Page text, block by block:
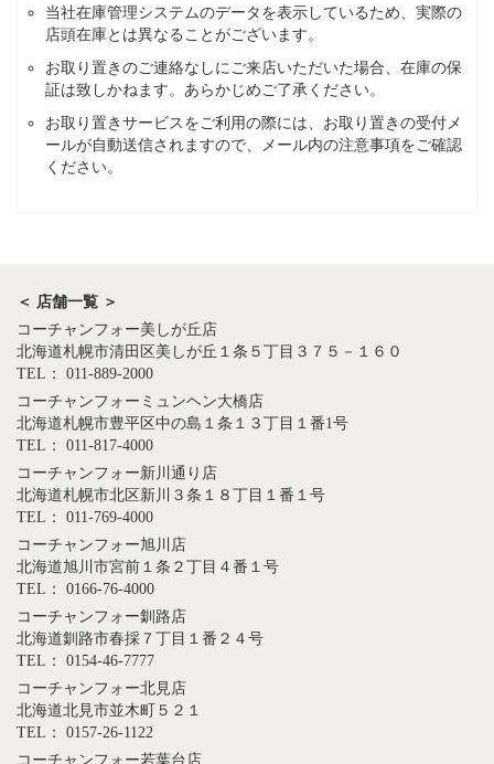
当社在庫管理システムのデータを表示しているため、実際の
店頭在庫とは異なることがございます。
お取り置きのご連絡なしにご来店いただいた場合、在庫の保
証は致しかねます。あらかじめご了承ください。
お取り置きサービスをご利用の際には、お取り置きの受付メ
ールが自動送信されますので、メール内の注意事項をご確認
ください。
＜ 店舗一覧 ＞
コーチャンフォー美しが丘店
北海道札幌市清田区美しが丘１条５丁目３７５－１６０
TEL： 011-889-2000
コーチャンフォーミュンヘン大橋店
北海道札幌市豊平区中の島１条１３丁目１番1号
TEL： 011-817-4000
コーチャンフォー新川通り店
北海道札幌市北区新川３条１８丁目１番１号
TEL： 011-769-4000
コーチャンフォー旭川店
北海道旭川市宮前１条２丁目４番１号
TEL： 0166-76-4000
コーチャンフォー釧路店
北海道釧路市春採７丁目１番２４号
TEL： 0154-46-7777
コーチャンフォー北見店
北海道北見市並木町５２１
TEL： 0157-26-1122
コーチャンフォー若葉台店